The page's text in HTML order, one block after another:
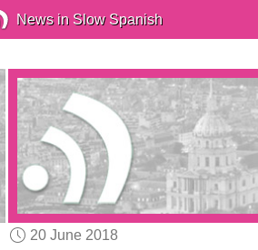
News in Slow Spanish
20 June 2018